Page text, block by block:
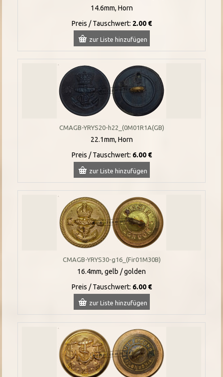
14.6mm, Horn
Preis / Tauschwert: 2.00 €
zur Liste hinzufügen
CMAGB-YRYS20-h22_(0M01R1A(GB)
22.1mm, Horn
Preis / Tauschwert: 6.00 €
zur Liste hinzufügen
CMAGB-YRYS30-g16_(Fir01M30B)
16.4mm, gelb / golden
Preis / Tauschwert: 6.00 €
zur Liste hinzufügen